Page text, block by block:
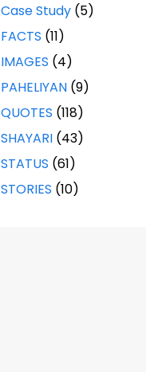
Case Study (5)
FACTS (11)
IMAGES (4)
PAHELIYAN (9)
QUOTES (118)
SHAYARI (43)
STATUS (61)
STORIES (10)